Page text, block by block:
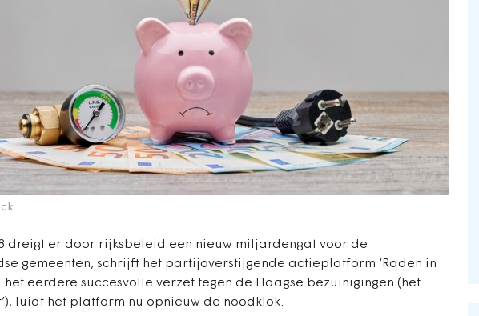
dreigt er door rijksbeleid een nieuw miljardengat voor de
gemeenten, schrijft het partijoverstijgende actieplatform ‘Raden in
het eerdere succesvolle verzet tegen de Haagse bezuinigingen (het
luidt het platform nu opnieuw de noodklok.